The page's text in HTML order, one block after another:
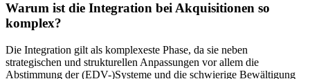
Warum ist die Integration bei Akquisitionen so
komplex?
Die Integration gilt als komplexeste Phase, da sie neben
strategischen und strukturellen Anpassungen vor allem die
Abstimmung der (EDV-)Systeme und die schwierige Bewältigung